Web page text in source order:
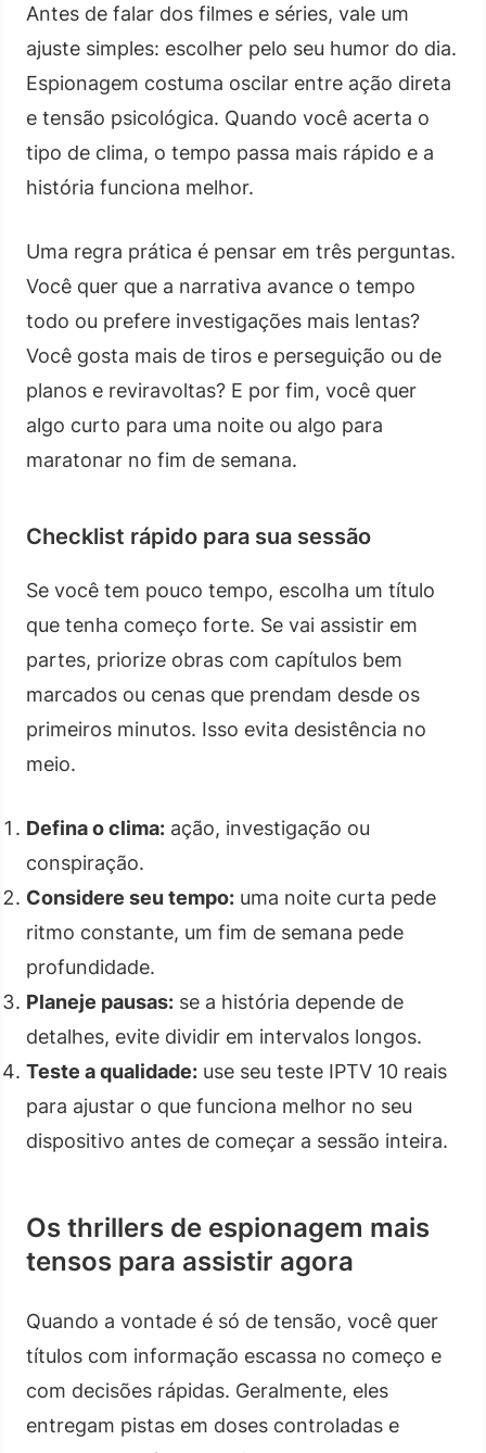
Antes de falar dos filmes e séries, vale um
ajuste simples: escolher pelo seu humor do dia.
Espionagem costuma oscilar entre ação direta
e tensão psicológica. Quando você acerta o
tipo de clima, o tempo passa mais rápido e a
história funciona melhor.
Uma regra prática é pensar em três perguntas.
Você quer que a narrativa avance o tempo
todo ou prefere investigações mais lentas?
Você gosta mais de tiros e perseguição ou de
planos e reviravoltas? E por fim, você quer
algo curto para uma noite ou algo para
maratonar no fim de semana.
Checklist rápido para sua sessão
Se você tem pouco tempo, escolha um título
que tenha começo forte. Se vai assistir em
partes, priorize obras com capítulos bem
marcados ou cenas que prendam desde os
primeiros minutos. Isso evita desistência no
meio.
Defina o clima: ação, investigação ou
conspiração.
Considere seu tempo: uma noite curta pede
ritmo constante, um fim de semana pede
profundidade.
Planeje pausas: se a história depende de
detalhes, evite dividir em intervalos longos.
Teste a qualidade: use seu teste IPTV 10 reais
para ajustar o que funciona melhor no seu
dispositivo antes de começar a sessão inteira.
Os thrillers de espionagem mais
tensos para assistir agora
Quando a vontade é só de tensão, você quer
títulos com informação escassa no começo e
com decisões rápidas. Geralmente, eles
entregam pistas em doses controladas e